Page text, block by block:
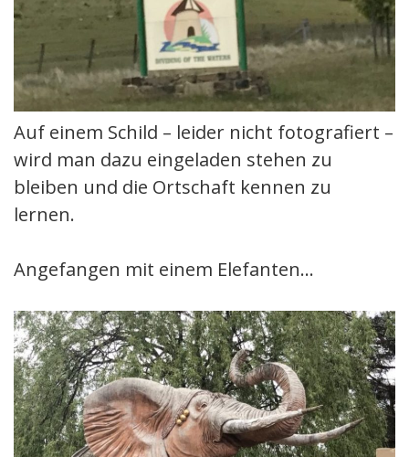
Auf einem Schild – leider nicht fotografiert –
wird man dazu eingeladen stehen zu
bleiben und die Ortschaft kennen zu
lernen.
Angefangen mit einem Elefanten…